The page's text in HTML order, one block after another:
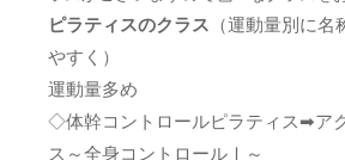
ピラティスのクラス （運動量別に
やすく）
運動量多め
◇体幹コントロールピラティス➡ア
ス～全身コントロールⅠ～